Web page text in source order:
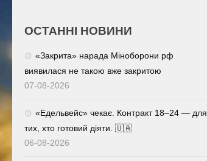
ОСТАННІ НОВИНИ
«Закрита» нарада Міноборони рф
виявилася не такою вже закритою
07-08-2026
«Едельвейс» чекає. Контракт 18–24 — для
тих, хто готовий діяти. 🇺🇦
06-08-2026